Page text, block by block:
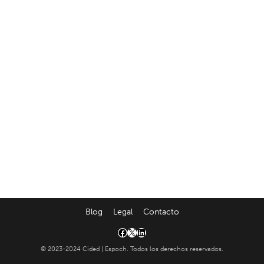
Blog Legal Contacto
© 2023-2024 Cided | Espoch. Todos los derechos reservados.